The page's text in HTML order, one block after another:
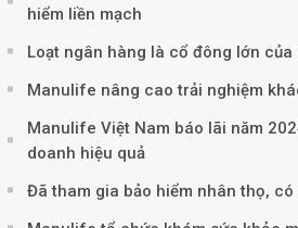
hiểm liền mạch
Loạt ngân hàng là cổ đông lớn
Manulife nâng cao trải nghiệm
Manulife Việt Nam báo lãi năm
doanh hiệu quả
Đã tham gia bảo hiểm nhân thọ,